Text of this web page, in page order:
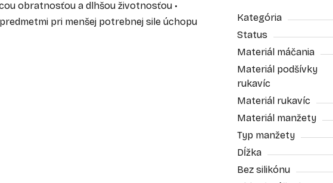
obratnosťou a dlhšou životnosťou •
pri menšej potrebnej sile úchopu
Kategória
Status
Materiál máčania
Materiál podšívky
rukavíc
Materiál rukavíc
Materiál manžety
Typ manžety
Dĺžka
Bez silikónu